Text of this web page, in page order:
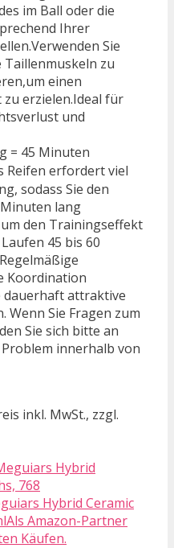
im Ball oder die
Ihrer
Sie
Taillenmuskeln zu
einen
erzielen.Ideal für
und
= 45 Minuten
Reifen erfordert viel
sodass Sie den
lang
den Trainingseffekt
45 bis 60
Koordination
dauerhaft attraktive
Wenn Sie Fragen zum
Sie sich bitte an
innerhalb von
inkl. MwSt., zzgl.
Hybrid Ceramic
Amazon-Partner
Käufen.